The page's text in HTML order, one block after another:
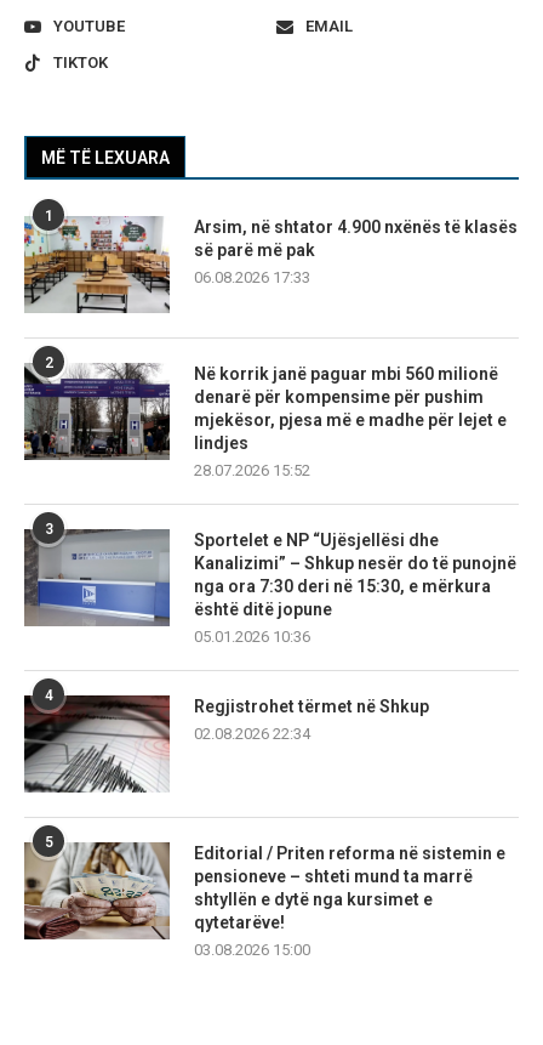
YOUTUBE
EMAIL
TIKTOK
MË TË LEXUARA
1
Arsim, në shtator 4.900 nxënës të klasës
së parë më pak
06.08.2026 17:33
2
Në korrik janë paguar mbi 560 milionë
denarë për kompensime për pushim
mjekësor, pjesa më e madhe për lejet e
lindjes
28.07.2026 15:52
3
Sportelet e NP “Ujësjellësi dhe
Kanalizimi” – Shkup nesër do të punojnë
nga ora 7:30 deri në 15:30, e mërkura
është ditë jopune
05.01.2026 10:36
4
Regjistrohet tërmet në Shkup
02.08.2026 22:34
5
Editorial / Priten reforma në sistemin e
pensioneve – shteti mund ta marrë
shtyllën e dytë nga kursimet e
qytetarëve!
03.08.2026 15:00